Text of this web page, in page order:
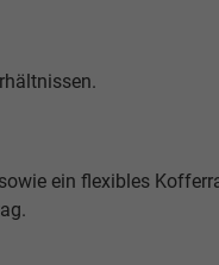
ein flexibles